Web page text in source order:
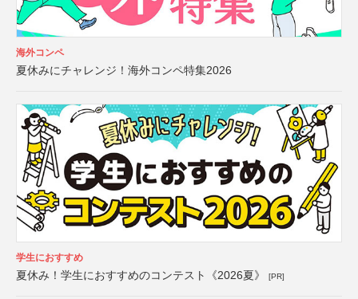
海外コンペ
夏休みにチャレンジ！海外コンペ特集2026
学生におすすめ
夏休み！学生におすすめのコンテスト《2026夏》 [PR]